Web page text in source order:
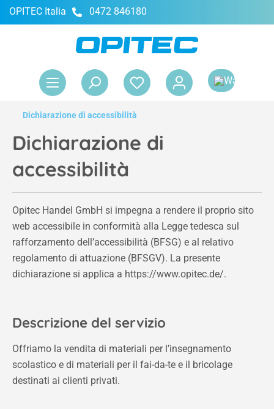
principale
OPITEC Italia 0472 846180
Dichiarazione di accessibilità
Dichiarazione di
accessibilità
Opitec Handel GmbH si impegna a rendere il proprio sito
web accessibile in conformità alla Legge tedesca sul
rafforzamento dell’accessibilità (BFSG) e al relativo
regolamento di attuazione (BFSGV). La presente
dichiarazione si applica a https://www.opitec.de/.
Descrizione del servizio
Offriamo la vendita di materiali per l’insegnamento
scolastico e di materiali per il fai-da-te e il bricolage
destinati ai clienti privati.